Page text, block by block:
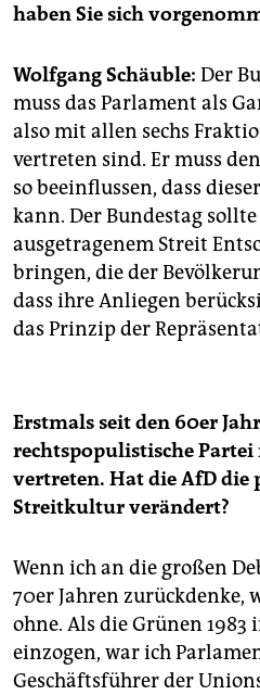
haben Sie sich
Wolfgang Schäuble: Der
muss das Parlament als
also mit allen sechs
vertreten sind. Er muss
so beeinflussen, dass
kann. Der Bundestag
ausgetragenem Streit
bringen, die der
dass ihre Anliegen
das Prinzip der
Erstmals seit den 60er
rechtspopulistische Partei
vertreten. Hat die AfD die
Streitkultur verändert?
Wenn ich an die großen
70er Jahren zurückdenke,
ohne. Als die Grünen 1983
einzogen, war ich
Geschäftsführer der